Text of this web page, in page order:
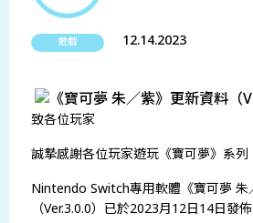
遊戲 12.14.2023
致各位玩家
誠摯感謝各位玩家遊玩《寶可夢》系列
Nintendo Switch專用軟體《寶可夢 朱
（Ver.3.0.0）已於2023月12日14日發佈